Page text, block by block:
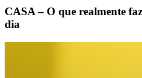
CASA – O que realmente
dia